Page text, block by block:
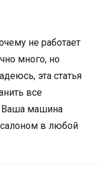
не работает
много, но
эта статья
все
Ваша машина
в любой